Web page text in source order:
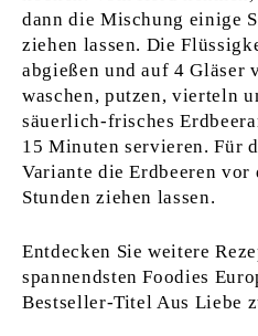
dann die Mischung einige
ziehen lassen. Die
abgießen und auf 4 Gläser
waschen, putzen, vierteln
säuerlich-frisches
15 Minuten servieren. Für
Variante die Erdbeeren vor
Stunden ziehen lassen.
Entdecken Sie weitere
spannendsten Foodies
Bestseller-Titel Aus Liebe